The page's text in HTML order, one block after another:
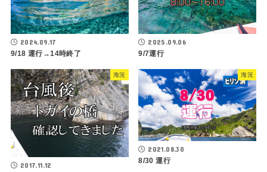
2024.09.17
9/18 運行→14時終了
2025.09.06
9/7運行
海況
2017.11.12
海況
2021.08.30
8/30 運行